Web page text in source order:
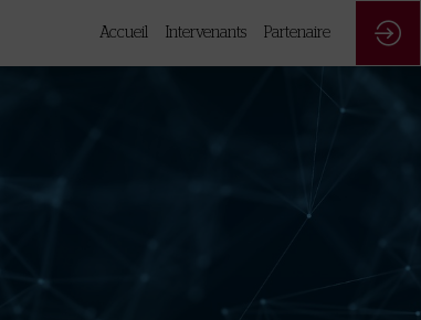
Accueil Intervenants Partenaire